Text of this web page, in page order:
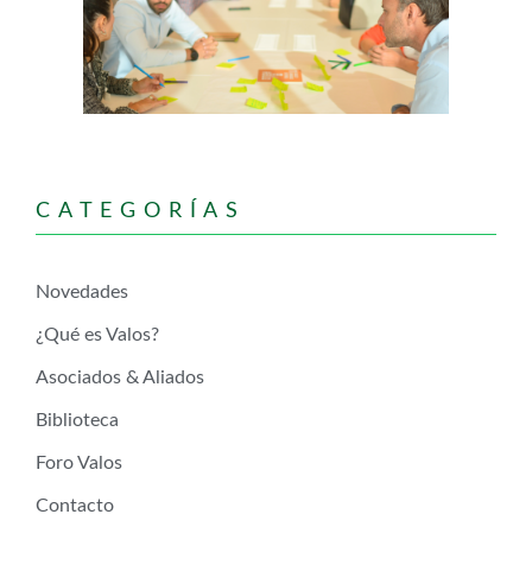
CATEGORÍAS
Novedades
¿Qué es Valos?
Asociados & Aliados
Biblioteca
Foro Valos
Contacto